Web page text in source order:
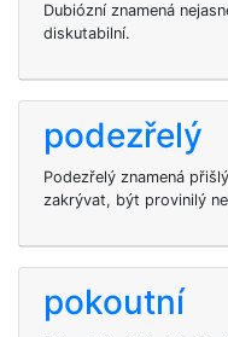
Dubiózní znamená
diskutabilní.
podezřelý
Podezřelý znamená
zakrývat, být provinilý
pokoutní